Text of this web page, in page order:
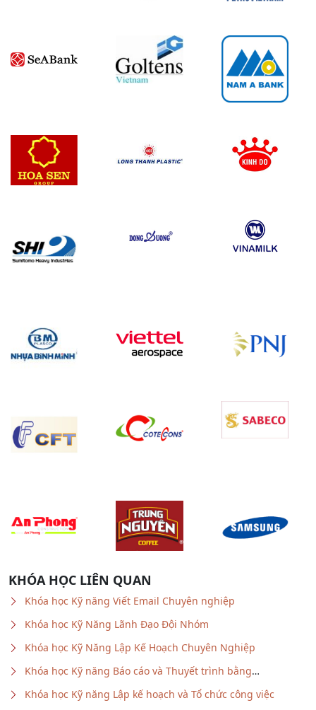
KHÓA HỌC LIÊN QUAN
Khóa học Kỹ năng Viết Email Chuyên nghiệp
Khóa học Kỹ Năng Lãnh Đạo Đội Nhóm
Khóa học Kỹ Năng Lập Kế Hoạch Chuyên Nghiệp
Khóa học Kỹ năng Báo cáo và Thuyết trình bằng
Khóa học Kỹ năng Lập kế hoạch và Tổ chức công việc